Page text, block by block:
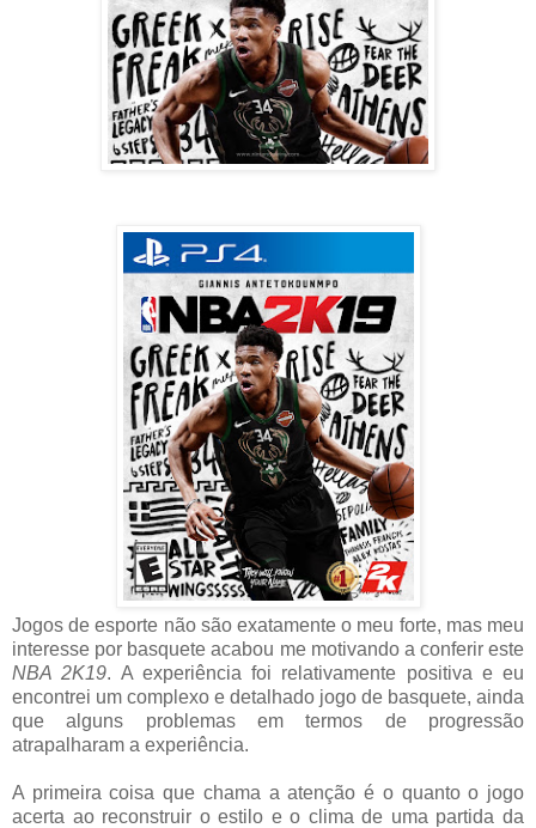
Jogos de esporte não são exatamente o meu forte, mas meu
interesse por basquete acabou me motivando a conferir este
NBA 2K19. A experiência foi relativamente positiva e eu
encontrei um complexo e detalhado jogo de basquete, ainda
que alguns problemas em termos de progressão
atrapalharam a experiência.
A primeira coisa que chama a atenção é o quanto o jogo
acerta ao reconstruir o estilo e o clima de uma partida da